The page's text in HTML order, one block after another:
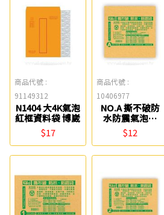
商品代號 :
91149312
N1404 大4K氣泡
紅框資料袋 博崴
$17
商品代號 :
10406977
NO.A 撕不破防
水防震氣泡袋
(CD專用) Life
$12